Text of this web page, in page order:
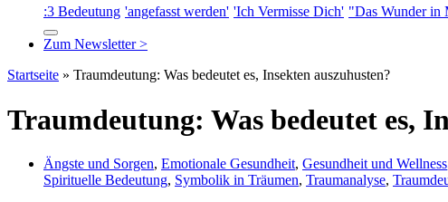
:3 Bedeutung 'angefasst werden' 'Ich Vermisse Dich' "Das Wunder in
Zum Newsletter >
Startseite » Traumdeutung: Was bedeutet es, Insekten auszuhusten?
Traumdeutung: Was bedeutet es,
Ängste und Sorgen, Emotionale Gesundheit, Gesundheit und Wellness
Spirituelle Bedeutung, Symbolik in Träumen, Traumanalyse,